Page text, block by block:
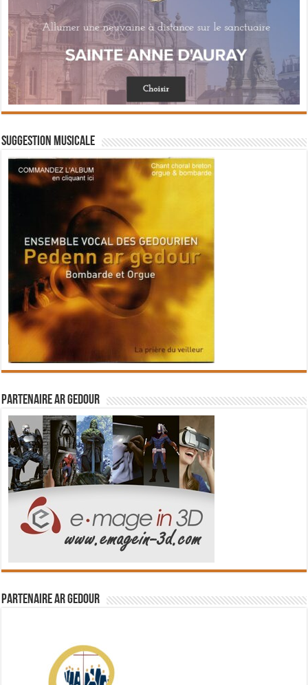
Suggestion musicale
Partenaire Ar Gedour
Partenaire Ar Gedour